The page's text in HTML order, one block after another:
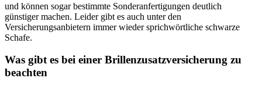
und können sogar bestimmte Sonderanfertigungen deutlich
günstiger machen. Leider gibt es auch unter den
Versicherungsanbietern immer wieder sprichwörtliche schwarze
Schafe.
Was gibt es bei einer Brillenzusatzversicherung zu
beachten